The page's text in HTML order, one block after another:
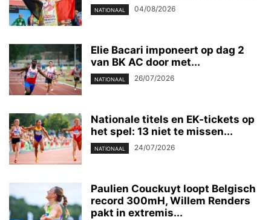
NATIONAAL 04/08/2026
Elie Bacari imponeert op dag 2
van BK AC door met...
NATIONAAL 26/07/2026
Nationale titels en EK-tickets op
het spel: 13 niet te missen...
NATIONAAL 24/07/2026
Paulien Couckuyt loopt Belgisch
record 300mH, Willem Renders
pakt in extremis...